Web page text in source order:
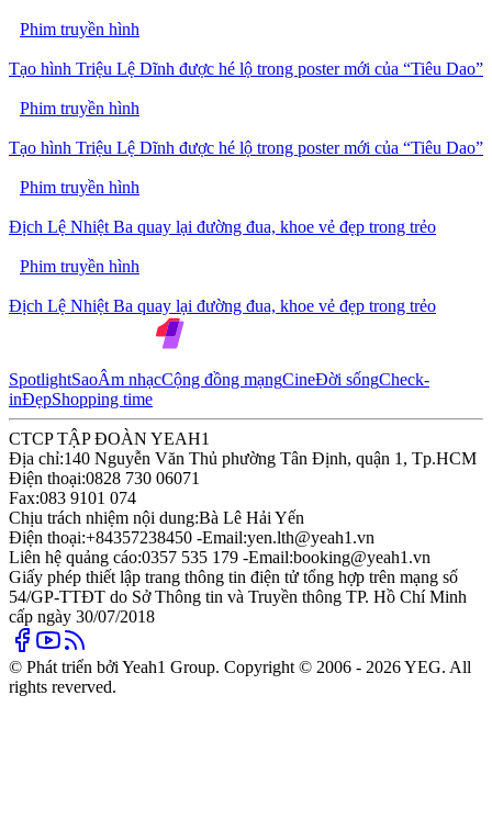
Phim truyền hình
Tạo hình Triệu Lệ Dĩnh được hé lộ trong poster mới của “Tiêu Dao”
Phim truyền hình
Tạo hình Triệu Lệ Dĩnh được hé lộ trong poster mới của “Tiêu Dao”
Phim truyền hình
Địch Lệ Nhiệt Ba quay lại đường đua, khoe vẻ đẹp trong trẻo
Phim truyền hình
Địch Lệ Nhiệt Ba quay lại đường đua, khoe vẻ đẹp trong trẻo
SpotlightSaoÂm nhạcCộng đồng mạngCineĐời sốngCheck-
inĐẹpShopping time
CTCP TẬP ĐOÀN YEAH1
Địa chỉ:140 Nguyễn Văn Thủ phường Tân Định, quận 1, Tp.HCM
Điện thoại:0828 730 06071
Fax:083 9101 074
Chịu trách nhiệm nội dung:Bà Lê Hải Yến
Điện thoại:+84357238450 -Email:yen.lth@yeah1.vn
Liên hệ quảng cáo:0357 535 179 -Email:booking@yeah1.vn
Giấy phép thiết lập trang thông tin điện tử tổng hợp trên mạng số
54/GP-TTĐT do Sở Thông tin và Truyền thông TP. Hồ Chí Minh
cấp ngày 30/07/2018
© Phát triển bởi Yeah1 Group. Copyright © 2006 - 2026 YEG. All
rights reverved.